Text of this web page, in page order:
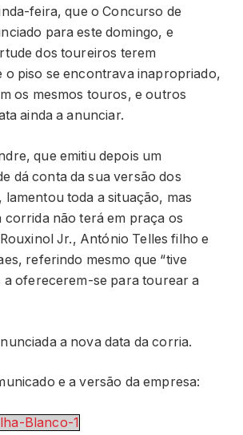
feira, que o Concurso de
para este domingo, e
dos toureiros terem
o piso se encontrava inapropriado,
os mesmos touros, e outros
ainda a anunciar.
que emitiu depois um
dá conta da sua versão dos
toda a situação, mas
não terá em praça os
Jr., António Telles filho e
referindo mesmo que “tive
a oferecerem-se para tourear a
a nova data da corria.
e a versão da empresa:
Blanco-1